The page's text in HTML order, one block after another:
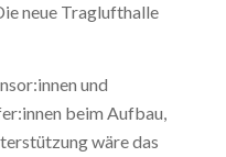
neue Traglufthalle
und
beim Aufbau,
wäre das